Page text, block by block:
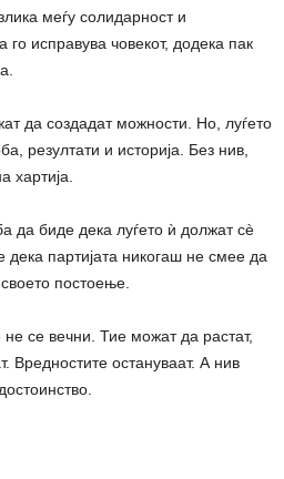
меѓу солидарност и
исправува човекот, додека пак
да создадат можности. Но, луѓето
резултати и историја. Без нив,
хартија.
да биде дека луѓето ѝ должат сè
дека партијата никогаш не смее да
постоење.
не се вечни. Тие можат да растат,
Вредностите остануваат. А нив